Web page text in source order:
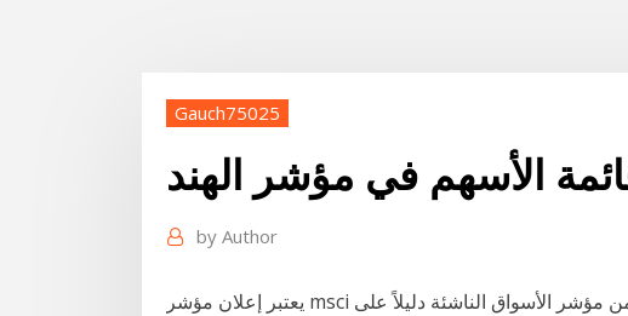
Gauch75025
by Author
يعتبر إعلان مؤشر msci عن انضمام السوق المالية السعودية وإدراجها ضمن مؤشر الأسواق الناشئة دليلاً على